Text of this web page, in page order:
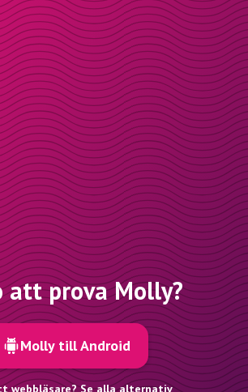
att prova Molly?
Molly till Android
webbläsare? Se alla alternativ